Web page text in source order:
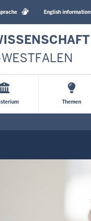
English information
Themen